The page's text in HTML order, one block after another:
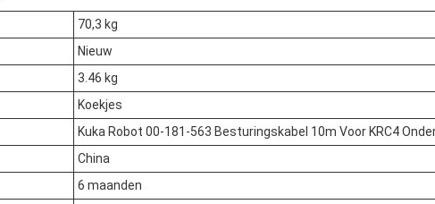
70,3 kg
Nieuw
3.46 kg
Koekjes
Kuka Robot 00-181-563 Besturingskabel 10m Voor KRC4
China
6 maanden